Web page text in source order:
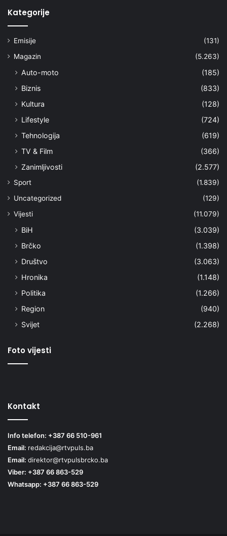
Kategorije
Emisije
(131)
Magazin
(5.263)
Auto-moto
(185)
Biznis
(833)
Kultura
(128)
Lifestyle
(724)
Tehnologija
(619)
TV & Film
(366)
Zanimljivosti
(2.577)
Sport
(1.839)
Uncategorized
(129)
Vijesti
(11.079)
BiH
(3.039)
Brčko
(1.398)
Društvo
(3.063)
Hronika
(1.148)
Politika
(1.266)
Region
(940)
Svijet
(2.268)
Foto vijesti
Kontakt
Info telefon: +387 66 510-961
Email: redakcija@rtvpuls.ba
Email: direktor@rtvpulsbrcko.ba
Viber: +387 66 863-529
Whatsapp: +387 66 863-529